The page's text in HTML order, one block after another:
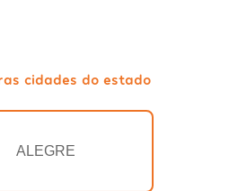
cidades do estado
ALEGRE